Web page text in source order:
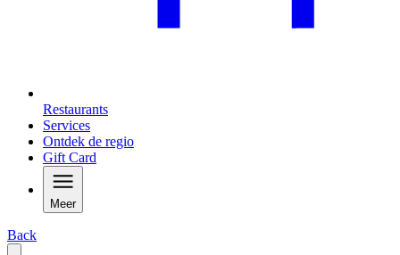
Restaurants
Services
Ontdek de regio
Gift Card
Meer
Back